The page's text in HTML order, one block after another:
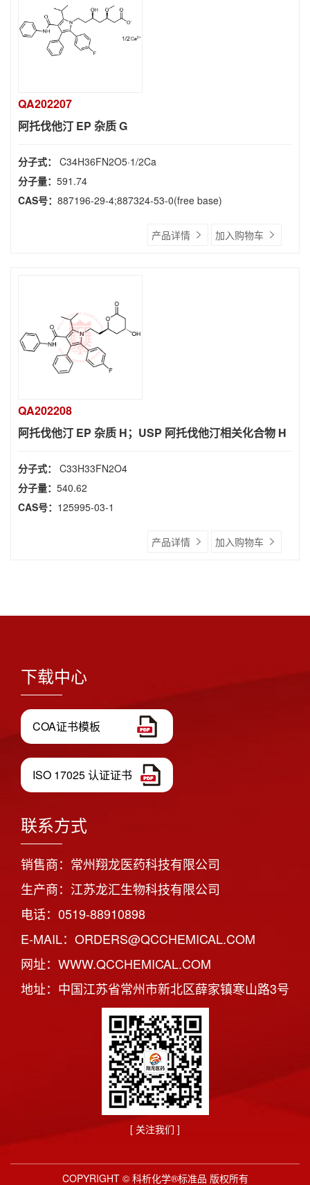
QA202207
阿托伐他汀 EP 杂质 G
分子式： C34H36FN2O5·1/2Ca
分子量： 591.74
CAS号： 887196-29-4;887324-53-0(free base)
产品详情 加入购物车
QA202208
阿托伐他汀 EP 杂质 H；USP 阿托伐他汀相关化合物 H
分子式： C33H33FN2O4
分子量： 540.62
CAS号： 125995-03-1
产品详情 加入购物车
下载中心
COA证书模板
ISO 17025 认证证书
联系方式
销售商：常州翔龙医药科技有限公司
生产商：江苏龙汇生物科技有限公司
电话：0519-88910898
E-MAIL：ORDERS@QCCHEMICAL.COM
网址：WWW.QCCHEMICAL.COM
地址：中国江苏省常州市新北区薛家镇寒山路3号
[ 关注我们 ]
COPYRIGHT © 科析化学®标准品 版权所有